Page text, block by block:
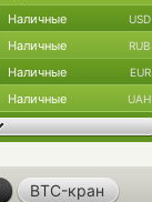
Наличные USD
Наличные RUB
Наличные EUR
Наличные UAH
BTC-кран